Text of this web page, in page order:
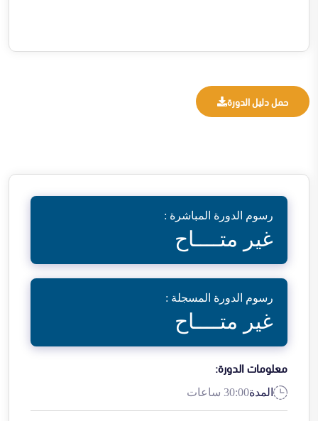
حمل دليل الدورة
رسوم الدورة المباشرة :
غير متــــاح
رسوم الدورة المسجلة :
غير متــــاح
معلومات الدورة:
المدة30:00 ساعات